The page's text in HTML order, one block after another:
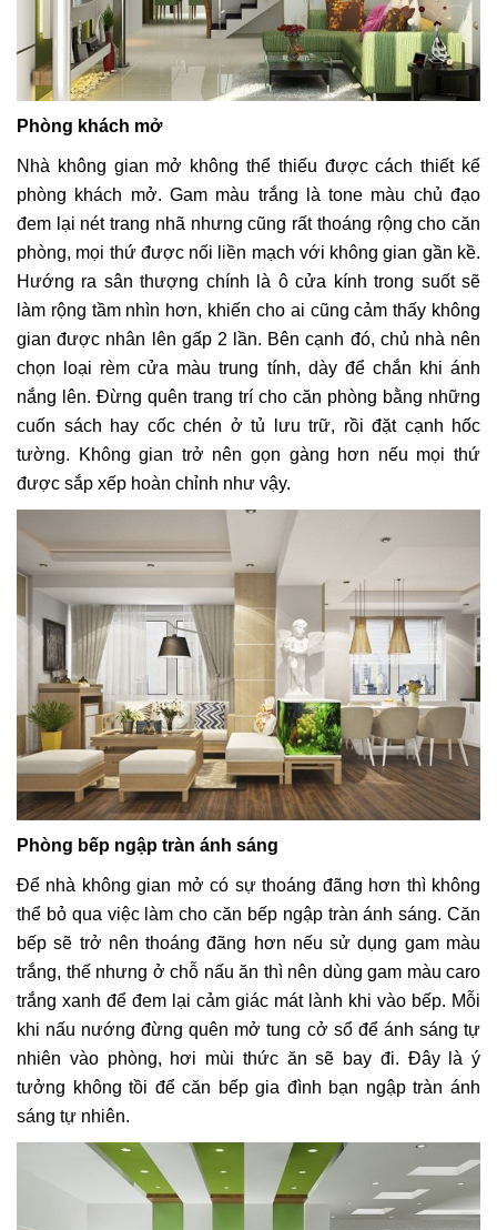
Phòng khách mở
Nhà không gian mở không thể thiếu được cách thiết kế
phòng khách mở. Gam màu trắng là tone màu chủ đạo
đem lại nét trang nhã nhưng cũng rất thoáng rộng cho căn
phòng, mọi thứ được nối liền mạch với không gian gần kề.
Hướng ra sân thượng chính là ô cửa kính trong suốt sẽ
làm rộng tầm nhìn hơn, khiến cho ai cũng cảm thấy không
gian được nhân lên gấp 2 lần. Bên cạnh đó, chủ nhà nên
chọn loại rèm cửa màu trung tính, dày để chắn khi ánh
nắng lên. Đừng quên trang trí cho căn phòng bằng những
cuốn sách hay cốc chén ở tủ lưu trữ, rồi đặt cạnh hốc
tường. Không gian trở nên gọn gàng hơn nếu mọi thứ
được sắp xếp hoàn chỉnh như vậy.
Phòng bếp ngập tràn ánh sáng
Để nhà không gian mở có sự thoáng đãng hơn thì không
thể bỏ qua việc làm cho căn bếp ngập tràn ánh sáng. Căn
bếp sẽ trở nên thoáng đãng hơn nếu sử dụng gam màu
trắng, thế nhưng ở chỗ nấu ăn thì nên dùng gam màu caro
trắng xanh để đem lại cảm giác mát lành khi vào bếp. Mỗi
khi nấu nướng đừng quên mở tung cở sổ để ánh sáng tự
nhiên vào phòng, hơi mùi thức ăn sẽ bay đi. Đây là ý
tưởng không tồi để căn bếp gia đình bạn ngập tràn ánh
sáng tự nhiên.